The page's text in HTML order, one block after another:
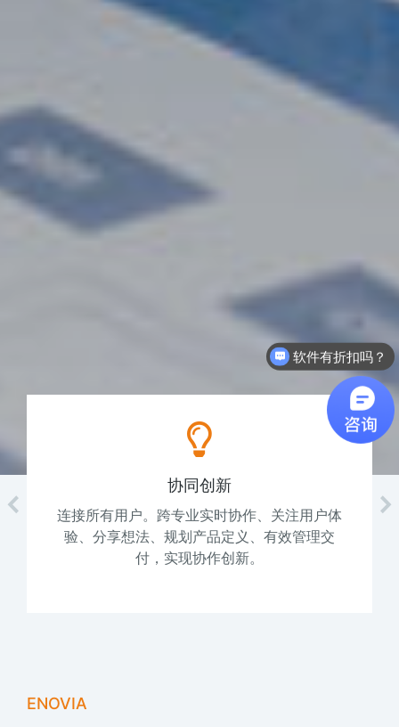
协同创新
连接所有用户。跨专业实时协作、关注用户体
验、分享想法、规划产品定义、有效管理交
付，实现协作创新。
ENOVIA
软件有折扣吗？